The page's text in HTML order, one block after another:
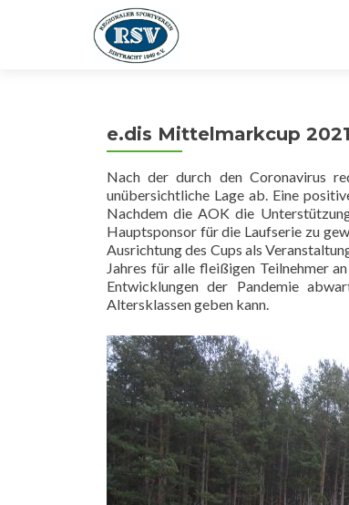
e.dis Mittelmarkcup 2021
Nach der durch den Coronavirus
unübersichtliche Lage ab. Eine
Nachdem die AOK die
Hauptsponsor für die Laufserie zu
Ausrichtung des Cups als
Jahres für alle fleißigen Teilnehmer
Entwicklungen der Pandemie
Altersklassen geben kann.